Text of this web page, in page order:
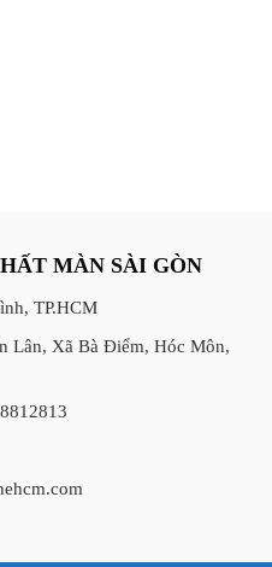
MÀN SÀI GÒN
TP.HCM
Lân, Xã Bà Điểm, Hóc Môn,